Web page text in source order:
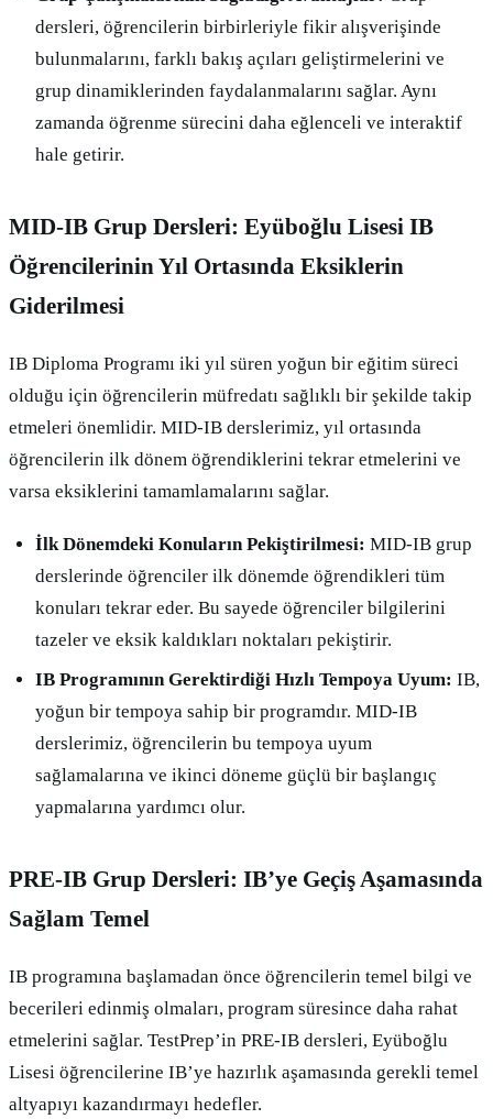
dersleri, öğrencilerin birbirleriyle fikir alışverişinde
bulunmalarını, farklı bakış açıları geliştirmelerini ve
grup dinamiklerinden faydalanmalarını sağlar. Aynı
zamanda öğrenme sürecini daha eğlenceli ve interaktif
hale getirir.
MID-IB Grup Dersleri: Eyüboğlu Lisesi IB
Öğrencilerinin Yıl Ortasında Eksiklerin
Giderilmesi
IB Diploma Programı iki yıl süren yoğun bir eğitim süreci
olduğu için öğrencilerin müfredatı sağlıklı bir şekilde takip
etmeleri önemlidir. MID-IB derslerimiz, yıl ortasında
öğrencilerin ilk dönem öğrendiklerini tekrar etmelerini ve
varsa eksiklerini tamamlamalarını sağlar.
İlk Dönemdeki Konuların Pekiştirilmesi: MID-IB grup
derslerinde öğrenciler ilk dönemde öğrendikleri tüm
konuları tekrar eder. Bu sayede öğrenciler bilgilerini
tazeler ve eksik kaldıkları noktaları pekiştirir.
IB Programının Gerektirdiği Hızlı Tempoya Uyum: IB,
yoğun bir tempoya sahip bir programdır. MID-IB
derslerimiz, öğrencilerin bu tempoya uyum
sağlamalarına ve ikinci döneme güçlü bir başlangıç
yapmalarına yardımcı olur.
PRE-IB Grup Dersleri: IB’ye Geçiş Aşamasında
Sağlam Temel
IB programına başlamadan önce öğrencilerin temel bilgi ve
becerileri edinmiş olmaları, program süresince daha rahat
etmelerini sağlar. TestPrep’in PRE-IB dersleri, Eyüboğlu
Lisesi öğrencilerine IB’ye hazırlık aşamasında gerekli temel
altyapıyı kazandırmayı hedefler.